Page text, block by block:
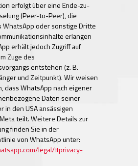
erfolgt über eine Ende-zu-
(Peer-to-Peer), die
WhatsApp oder sonstige Dritte
erlangen
erhält jedoch Zugriff auf
Zuge des
entstehen (z. B.
und Zeitpunkt). Wir weisen
dass WhatsApp nach eigener
Daten seiner
in den USA ansässigen
teilt. Weitere Details zur
finden Sie in der
von WhatsApp unter:
legal/#privacy-